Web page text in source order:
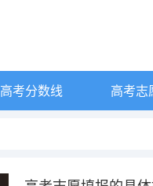
高考分数线 高考志